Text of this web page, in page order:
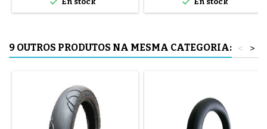
aço ( cinzento ) O pneu é
montado à mão, sem
9 OUTROS PRODUTOS NA MESMA CATEGORIA: >
<